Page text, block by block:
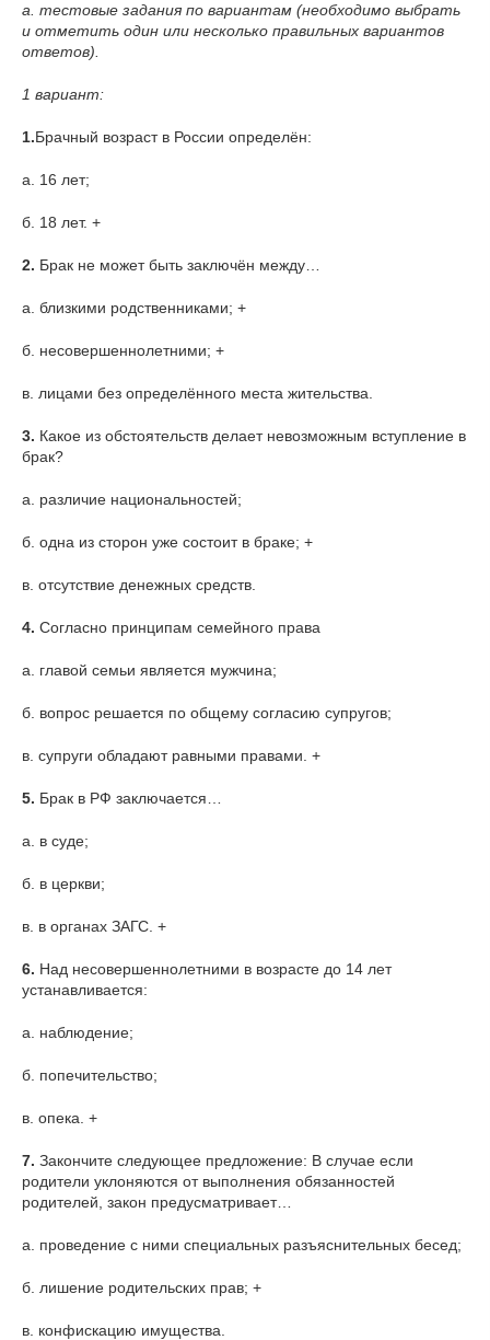
а. тестовые задания по вариантам (необходимо выбрать
и отметить один или несколько правильных вариантов
ответов).
1 вариант:
1.Брачный возраст в России определён:
а. 16 лет;
б. 18 лет. +
2. Брак не может быть заключён между…
а. близкими родственниками; +
б. несовершеннолетними; +
в. лицами без определённого места жительства.
3. Какое из обстоятельств делает невозможным вступление в
брак?
а. различие национальностей;
б. одна из сторон уже состоит в браке; +
в. отсутствие денежных средств.
4. Согласно принципам семейного права
а. главой семьи является мужчина;
б. вопрос решается по общему согласию супругов;
в. супруги обладают равными правами. +
5. Брак в РФ заключается…
а. в суде;
б. в церкви;
в. в органах ЗАГС. +
6. Над несовершеннолетними в возрасте до 14 лет
устанавливается:
а. наблюдение;
б. попечительство;
в. опека. +
7. Закончите следующее предложение: В случае если
родители уклоняются от выполнения обязанностей
родителей, закон предусматривает…
а. проведение с ними специальных разъяснительных бесед;
б. лишение родительских прав; +
в. конфискацию имущества.